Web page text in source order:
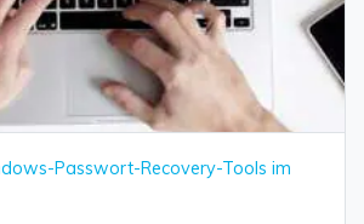
Passwort-Recovery-Tools im